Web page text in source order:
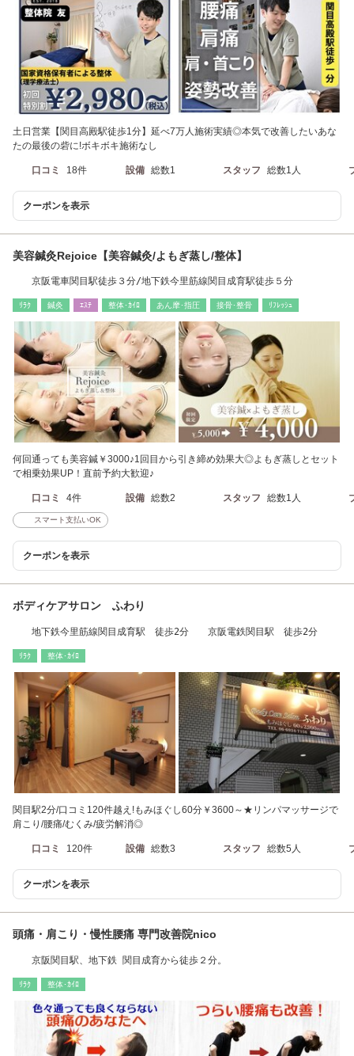
土日営業【関目高殿駅徒歩1分】延べ7万人施術実績◎本気で改善したいあな
たの最後の砦に!ボキボキ施術なし
口コミ 18件 設備 総数1 スタッフ 総数1人
クーポンを表示
美容鍼灸Rejoice【美容鍼灸/よもぎ蒸し/整体】
京阪電車関目駅徒歩３分/地下鉄今里筋線関目成育駅徒歩５分
ﾘﾗｸ 鍼灸 ｴｽﾃ 整体･ｶｲﾛ あん摩･指圧 接骨･整骨 ﾘﾌﾚｯｼｭ
何回通っても美容鍼￥3000♪1回目から引き締め効果大◎よもぎ蒸しとセット
で相乗効果UP！直前予約大歓迎♪
口コミ 4件 設備 総数2 スタッフ 総数1人
スマート支払いOK
クーポンを表示
ボディケアサロン ふわり
地下鉄今里筋線関目成育駅 徒歩2分 京阪電鉄関目駅 徒歩2分
ﾘﾗｸ 整体･ｶｲﾛ
関目駅2分/口コミ120件越え!もみほぐし60分￥3600～★リンパマッサージで
肩こり/腰痛/むくみ/疲労解消◎
口コミ 120件 設備 総数3 スタッフ 総数5人
クーポンを表示
頭痛・肩こり・慢性腰痛 専門改善院nico
京阪関目駅、地下鉄 関目成育から徒歩２分。
ﾘﾗｸ 整体･ｶｲﾛ